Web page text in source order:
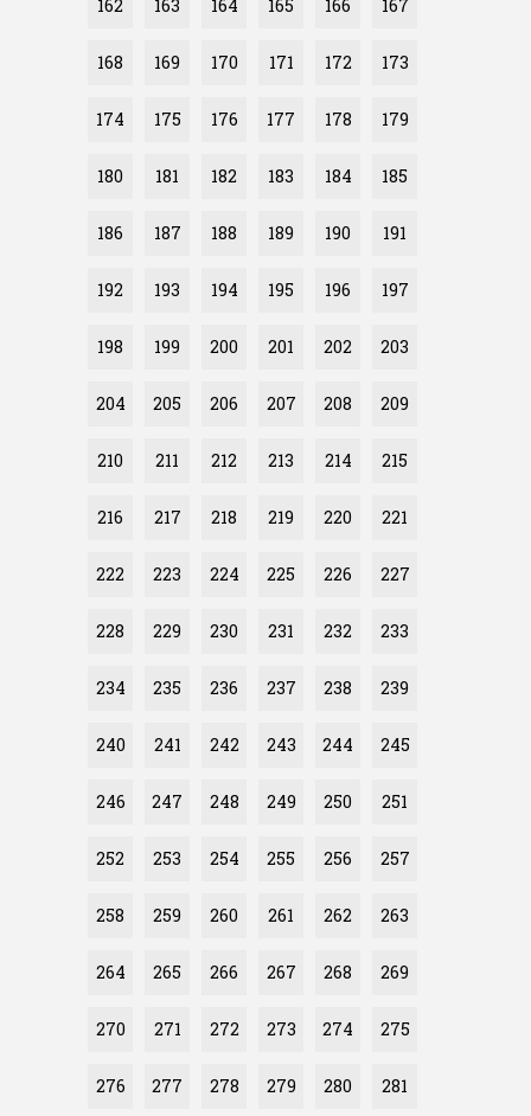
162 163 164 165 166 167
168 169 170 171 172 173
174 175 176 177 178 179
180 181 182 183 184 185
186 187 188 189 190 191
192 193 194 195 196 197
198 199 200 201 202 203
204 205 206 207 208 209
210 211 212 213 214 215
216 217 218 219 220 221
222 223 224 225 226 227
228 229 230 231 232 233
234 235 236 237 238 239
240 241 242 243 244 245
246 247 248 249 250 251
252 253 254 255 256 257
258 259 260 261 262 263
264 265 266 267 268 269
270 271 272 273 274 275
276 277 278 279 280 281